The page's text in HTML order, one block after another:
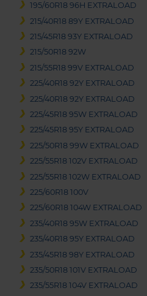
195/60R18 96H EXTRALOAD
215/40R18 89Y EXTRALOAD
215/45R18 93Y EXTRALOAD
215/50R18 92W
215/55R18 99V EXTRALOAD
225/40R18 92Y EXTRALOAD
225/40R18 92Y EXTRALOAD
225/45R18 95W EXTRALOAD
225/45R18 95Y EXTRALOAD
225/50R18 99W EXTRALOAD
225/55R18 102V EXTRALOAD
225/55R18 102W EXTRALOAD
225/60R18 100V
225/60R18 104W EXTRALOAD
235/40R18 95W EXTRALOAD
235/40R18 95Y EXTRALOAD
235/45R18 98Y EXTRALOAD
235/50R18 101V EXTRALOAD
235/55R18 104V EXTRALOAD